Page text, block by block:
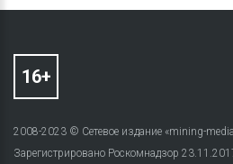
2008-2023 © Сетевое издание «mining-
Зарегистрировано Роскомнадзор